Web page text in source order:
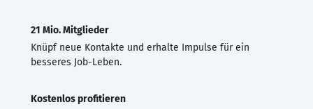
21 Mio. Mitglieder
Knüpf neue Kontakte und erhalte Impulse für ein
besseres Job-Leben.
Kostenlos profitieren